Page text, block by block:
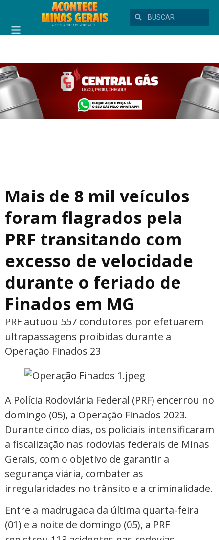
Mais de 8 mil veículos
foram flagrados pela
PRF transitando com
excesso de velocidade
durante o feriado de
Finados em MG
PRF autuou 557 condutores por efetuarem
ultrapassagens proibidas durante a
Operação Finados 23
A Polícia Rodoviária Federal (PRF) encerrou no
domingo (05), a Operação Finados 2023.
Durante cinco dias, os policiais intensificaram
a fiscalização nas rodovias federais de Minas
Gerais, com o objetivo de garantir a
segurança viária, combater as
irregularidades no trânsito e a criminalidade.
Entre a madrugada da última quarta-feira
(01) e a noite de domingo (05), a PRF